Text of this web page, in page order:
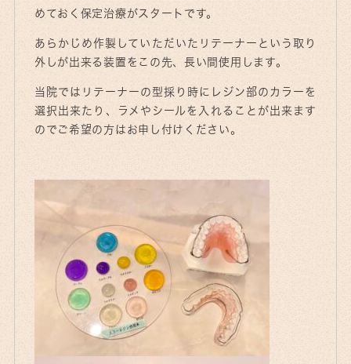
めておく保定治療がスタートです。
あらかじめ作製していただいたリテーナーという取り
外しが出来る装置をこの先、長い間使用します。
当院ではリテーナーの型採り時にレジン部のカラーを
選択出来たり、ラメやシールを入れることが出来ます
のでご希望の方はお申し付けください。